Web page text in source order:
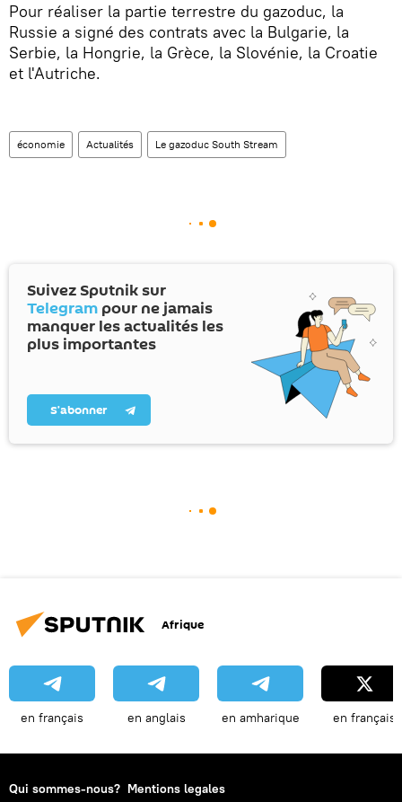
Pour réaliser la partie terrestre du gazoduc, la
Russie a signé des contrats avec la Bulgarie, la
Serbie, la Hongrie, la Grèce, la Slovénie, la Croatie
et l'Autriche.
économie Actualités Le gazoduc South Stream
Suivez Sputnik sur
Telegram pour ne jamais
manquer les actualités les
plus importantes
S’abonner
Afrique
en français en anglais en amharique en français
Qui sommes-nous? Mentions legales